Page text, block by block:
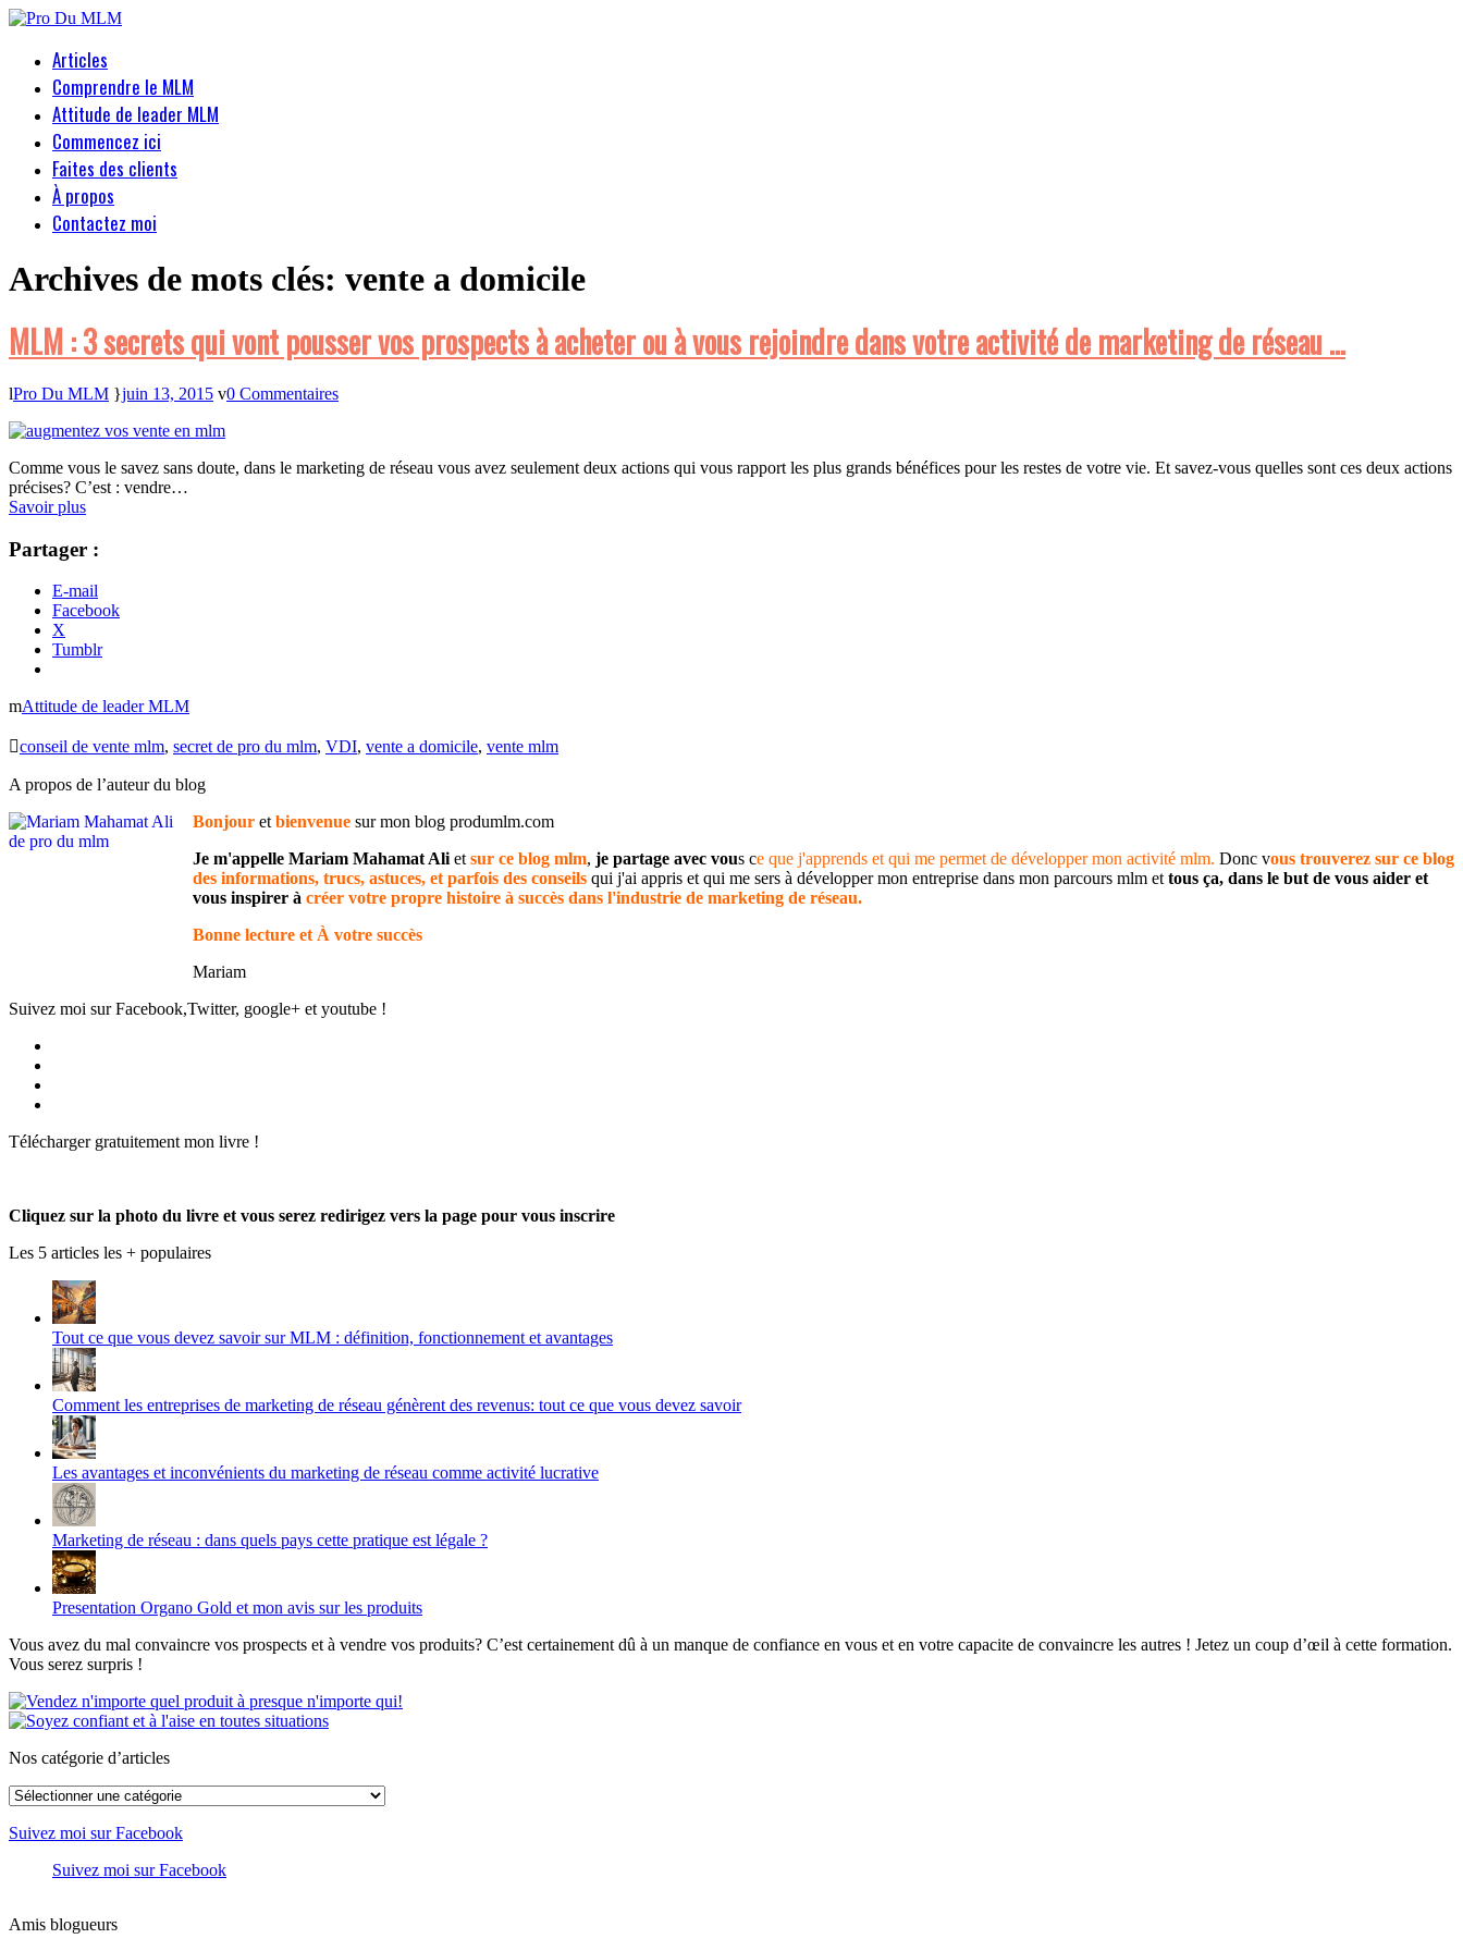
Articles
Comprendre le MLM
Attitude de leader MLM
Commencez ici
Faites des clients
À propos
Contactez moi
Archives de mots clés: vente a domicile
MLM : 3 secrets qui vont pousser vos prospects à acheter ou à vous rejoindre dans votre activité de marketing de réseau …
Pro Du MLM juin 13, 2015 0 Commentaires
Comme vous le savez sans doute, dans le marketing de réseau vous avez seulement deux actions qui vous rapport les plus grands bénéfices pour les restes de votre vie. Et savez-vous quelles sont ces deux actions
précises? C’est : vendre…
Savoir plus
Partager :
E-mail
Facebook
X
Tumblr
Attitude de leader MLM
conseil de vente mlm, secret de pro du mlm, VDI, vente a domicile, vente mlm
A propos de l’auteur du blog
Bonjour et bienvenue sur mon blog produmlm.com
Je m'appelle Mariam Mahamat Ali et sur ce blog mlm, je partage avec vous ce que j'apprends et qui me permet de développer mon activité mlm. Donc vous trouverez sur ce blog
des informations, trucs, astuces, et parfois des conseils qui j'ai appris et qui me sers à développer mon entreprise dans mon parcours mlm et tous ça, dans le but de vous aider et
vous inspirer à créer votre propre histoire à succès dans l'industrie de marketing de réseau.
Bonne lecture et À votre succès
Mariam
Suivez moi sur Facebook,Twitter, google+ et youtube !
sur
porodumlm
de
profil
Google+
Télécharger gratuitement mon livre !
Cliquez sur la photo du livre et vous serez redirigez vers la page pour vous inscrire
Les 5 articles les + populaires
Tout ce que vous devez savoir sur MLM : définition, fonctionnement et avantages
Comment les entreprises de marketing de réseau génèrent des revenus: tout ce que vous devez savoir
Les avantages et inconvénients du marketing de réseau comme activité lucrative
Marketing de réseau : dans quels pays cette pratique est légale ?
Presentation Organo Gold et mon avis sur les produits
Vous avez du mal convaincre vos prospects et à vendre vos produits? C’est certainement dû à un manque de confiance en vous et en votre capacite de convaincre les autres ! Jetez un coup d’œil à cette formation.
Vous serez surpris !
Nos catégorie d’articles
Nos
d’articles
Suivez moi sur Facebook
Suivez moi sur Facebook
Amis blogueurs